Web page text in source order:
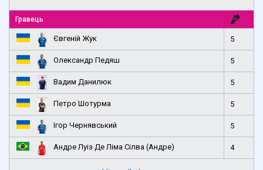
Гравець
Євгеній Жук 5
Олександр Педяш 5
Вадим Данилюк 5
Петро Шотурма 5
Ігор Чернявський 5
Андре Луіз Де Ліма Сілва (Андре) 4